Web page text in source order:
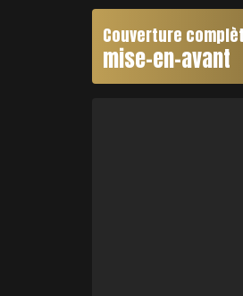
Couverture
mise-en-avant